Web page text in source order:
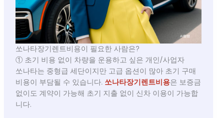
쏘나타장기렌트비용이 필요한 사람은?
① 초기 비용 없이 차량을 운용하고 싶은 개인/사업자
쏘나타는 중형급 세단이지만 고급 옵션이 많아 초기 구매
비용이 부담될 수 있습니다. 쏘나타장기렌트비용은 보증금
없이도 계약이 가능해 초기 지출 없이 신차 이용이 가능합
니다.